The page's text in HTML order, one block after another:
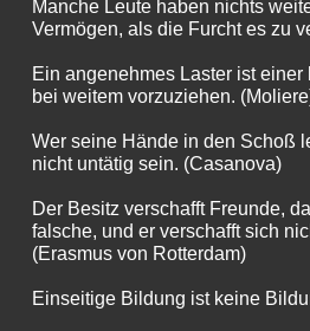
Manche Leute haben nichts
Vermögen, als die Furcht es zu
Ein angenehmes Laster ist
bei weitem vorzuziehen.
Wer seine Hände in den Schoß
nicht untätig sein. (Casanova)
Der Besitz verschafft Freunde,
falsche, und er verschafft sich
(Erasmus von Rotterdam)
Einseitige Bildung ist keine